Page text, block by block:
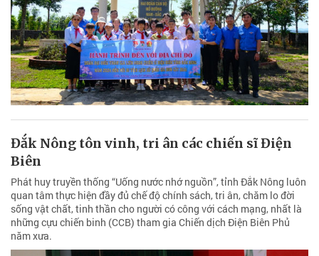
Đắk Nông tôn vinh, tri ân các chiến sĩ Điện
Biên
Phát huy truyền thống “Uống nước nhớ nguồn”, tỉnh Đắk Nông luôn
quan tâm thực hiện đầy đủ chế độ chính sách, tri ân, chăm lo đời
sống vật chất, tinh thần cho người có công với cách mạng, nhất là
những cựu chiến binh (CCB) tham gia Chiến dịch Điện Biên Phủ
năm xưa.